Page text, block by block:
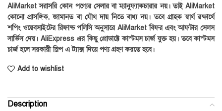
AliMarket সরাসরি কোন পণ্যের সেলার বা ম্যানুফ্যাকচারার নয়। তাই AliMarket
কোনো প্রাসঙ্গিক, জামানত বা যৌথ দায় নিতে বাধ্য নয়। তবে গ্রাহক স্বার্থ রক্ষার্থে
শপিং ওয়েবসাইটের রিফান্ড পলিসি অনুসারে AliMarket বিফর এবং আফটার সেলস
সার্ভিস দেয়। AliExpress এর কিছু প্রোডাক্টে কাস্টমস চার্জ যুক্ত হয়। তবে কাস্টমস
চার্জ হলে সরকারী স্লিপ এ ট্যাক্স দিয়ে পণ্য গ্রহণ করতে হবে।
Add to wishlist
Description